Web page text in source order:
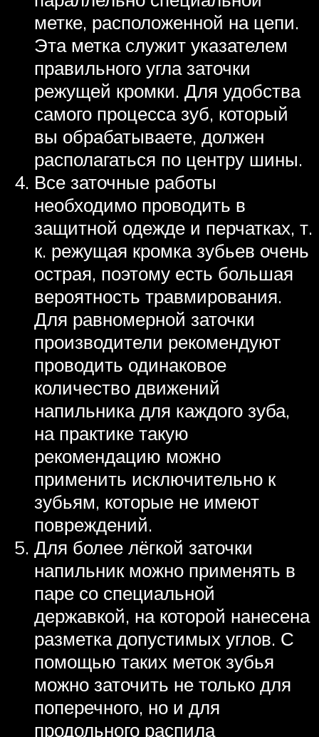
метке, расположенной на цепи.
Эта метка служит указателем
правильного угла заточки
режущей кромки. Для удобства
самого процесса зуб, который
вы обрабатываете, должен
располагаться по центру шины.
Все заточные работы
необходимо проводить в
защитной одежде и перчатках, т.
к. режущая кромка зубьев очень
острая, поэтому есть большая
вероятность травмирования.
Для равномерной заточки
производители рекомендуют
проводить одинаковое
количество движений
напильника для каждого зуба,
на практике такую
рекомендацию можно
применить исключительно к
зубьям, которые не имеют
повреждений.
Для более лёгкой заточки
напильник можно применять в
паре со специальной
державкой, на которой нанесена
разметка допустимых углов. С
помощью таких меток зубья
можно заточить не только для
поперечного, но и для
продольного распила